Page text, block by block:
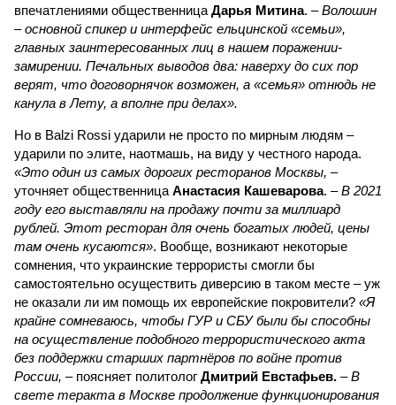
впечатлениями общественница Дарья Митина. –Волошин
– основной спикер и интерфейс ельцинской «семьи»,
главных заинтересованных лиц в нашем поражении-
замирении. Печальных выводов два: наверху до сих пор
верят, что договорнячок возможен, а «семья» отнюдь не
канула в Лету, а вполне при делах».
Но в Balzi Rossi ударили не просто по мирным людям –
ударили по элите, наотмашь, на виду у честного народа.
«Это один из самых дорогих ресторанов Москвы, –
уточняет общественница Анастасия Кашеварова. –В 2021
году его выставляли на продажу почти за миллиард
рублей. Этот ресторан для очень богатых людей, цены
там очень кусаются». Вообще, возникают некоторые
сомнения, что украинские террористы смогли бы
самостоятельно осуществить диверсию в таком месте – уж
не оказали ли им помощь их европейские покровители? «Я
крайне сомневаюсь, чтобы ГУР и СБУ были бы способны
на осуществление подобного террористического акта
без поддержки старших партнёров по войне против
России, – поясняет политолог Дмитрий Евстафьев. –В
свете теракта в Москве продолжение функционирования